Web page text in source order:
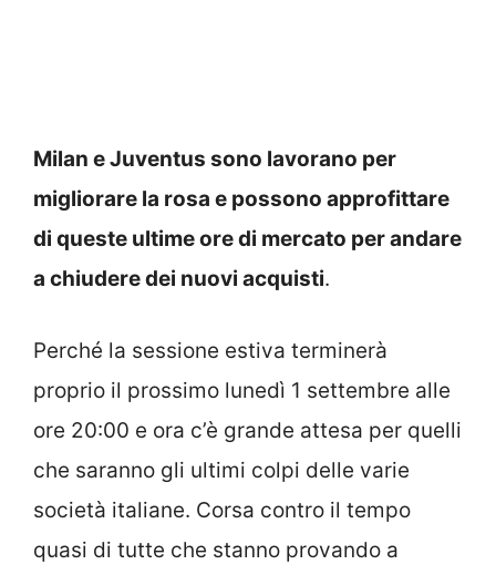
Milan e Juventus sono lavorano per
migliorare la rosa e possono approfittare
di queste ultime ore di mercato per andare
a chiudere dei nuovi acquisti.
Perché la sessione estiva terminerà
proprio il prossimo lunedì 1 settembre alle
ore 20:00 e ora c’è grande attesa per quelli
che saranno gli ultimi colpi delle varie
società italiane. Corsa contro il tempo
quasi di tutte che stanno provando a